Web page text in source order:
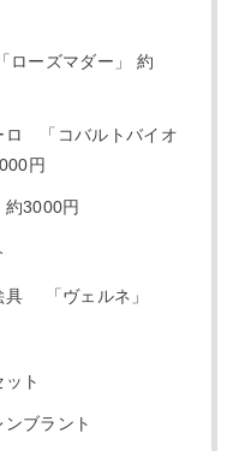
ーズマダー」 約
「コバルトバイオ
円
3000円
「ヴェルネ」
ト
ブラント